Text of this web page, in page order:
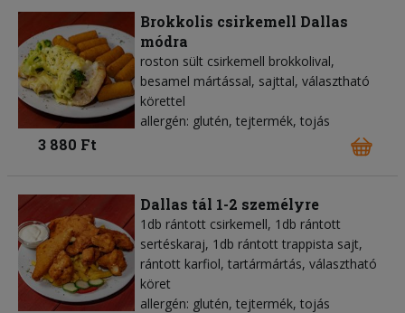
Brokkolis csirkemell Dallas
módra
roston sült csirkemell brokkolival,
besamel mártással, sajttal, választható
körettel
allergén: glutén, tejtermék, tojás
3 880 Ft
Dallas tál 1-2 személyre
1db rántott csirkemell, 1db rántott
sertéskaraj, 1db rántott trappista sajt,
rántott karfiol, tartármártás, választható
köret
allergén: glutén, tejtermék, tojás